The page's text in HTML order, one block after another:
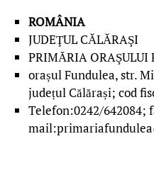
ROMÂNIA
JUDEŢUL CǍLǍRAŞI
PRIMĂRIA ORAŞULUI
orașul Fundulea, str.
județul Călărași; cod
Telefon:0242/642084;